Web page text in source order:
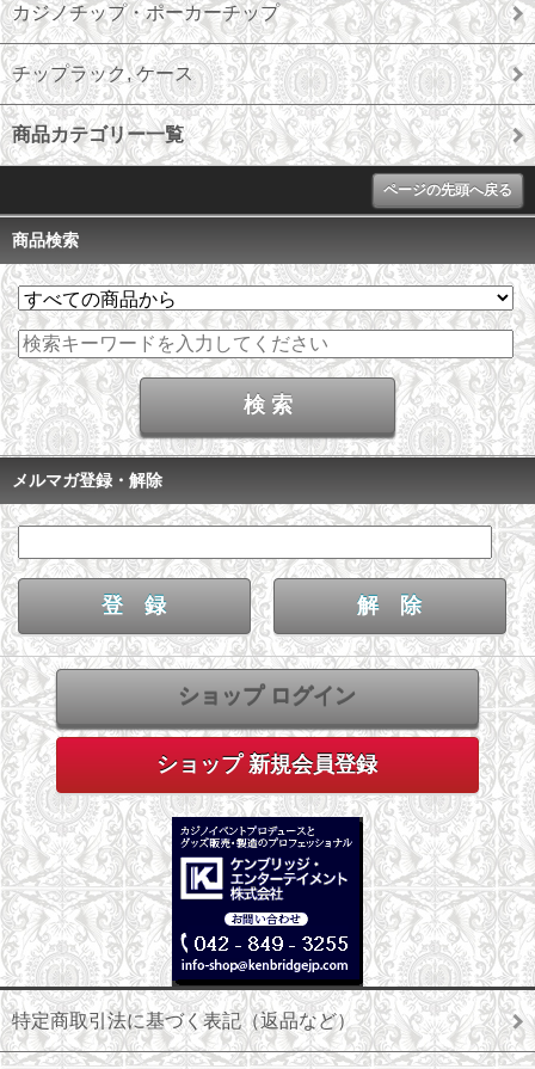
カジノチップ・ポーカーチップ
チップラック, ケース
商品カテゴリー一覧
ページの先頭へ戻る
商品検索
メルマガ登録・解除
ショップ ログイン
ショップ 新規会員登録
特定商取引法に基づく表記（返品など）